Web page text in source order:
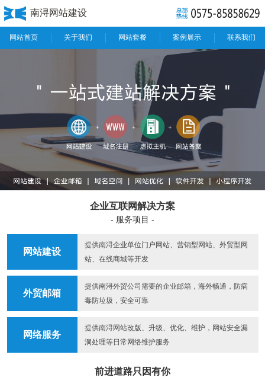
南浔网站建设
网站首页 关于我们 网站套餐 案例展示 联系我们
企业互联网解决方案
- 服务项目 -
网站建设
提供南浔企业单位门户网站、营销型网站、外贸型网
站、在线商城等开发
外贸邮箱
提供南浔外贸公司需要的企业邮箱，海外畅通，防病
毒防垃圾，安全可靠
网络服务
提供南浔网站改版、升级、优化、维护，网站安全漏
洞处理等日常网络维护服务
前进道路只因有你